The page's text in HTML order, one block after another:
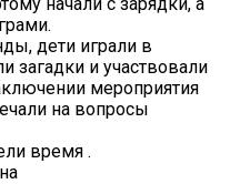
дети играли в
загадки и участвовали
мероприятия
на вопросы
время .